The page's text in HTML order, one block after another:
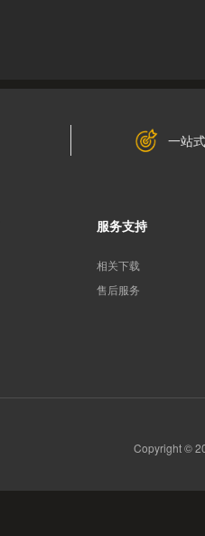
一站
服务支持
相关下载
售后服务
Copyright ©